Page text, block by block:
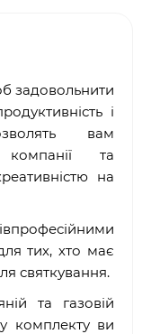
задовольнити
і
вам
та
на
тих, хто має
святкування.
та газовій
комплекту ви